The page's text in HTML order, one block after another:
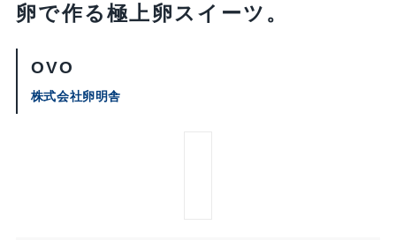
卵で作る極上卵スイーツ。
OVO
株式会社卵明舎